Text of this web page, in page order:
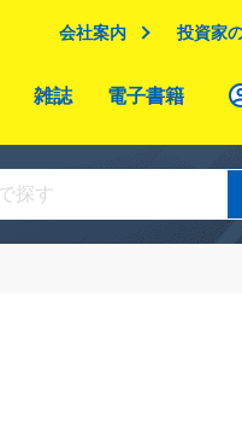
会社案内 投資家
雑誌 電子書籍